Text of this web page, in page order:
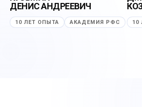
ДЕНИС АНДРЕЕВИЧ
10 ЛЕТ ОПЫТА АКАДЕМИЯ РФС
Подписал партнёрство с
10